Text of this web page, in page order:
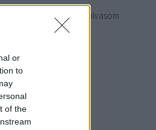
or
to
of the
Én csak szívesen olvasom.
(3